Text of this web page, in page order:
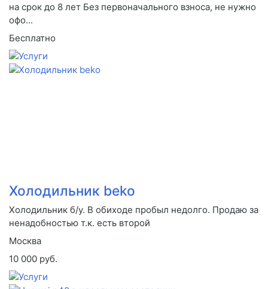
на срок до 8 лет Без первоначального взноса, не нужно
офо...
Бесплатно
Холодильник beko
Холодильник б/у. В обиходе пробыл недолго. Продаю за
ненадобностью т.к. есть второй
Москва
10 000 руб.